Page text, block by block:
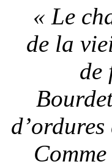
« Le
de la
de